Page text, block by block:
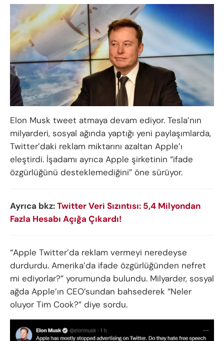
Elon Musk tweet atmaya devam ediyor. Tesla’nın
milyarderi, sosyal ağında yaptığı yeni paylaşımlarda,
Twitter’daki reklam miktarını azaltan Apple’ı
eleştirdi. İşadamı ayrıca Apple şirketinin “ifade
özgürlüğünü desteklemediğini” öne sürüyor.
Ayrıca bkz:Twitter Veri Sızıntısı: 5,4 Milyondan
Fazla Hesabı Açığa Çıkardı!
“Apple Twitter’da reklam vermeyi neredeyse
durdurdu. Amerika’da ifade özgürlüğünden nefret
mi ediyorlar?” yorumunda bulundu. Milyarder, sosyal
ağda Apple’ın CEO’sundan bahsederek “Neler
oluyor Tim Cook?” diye sordu.